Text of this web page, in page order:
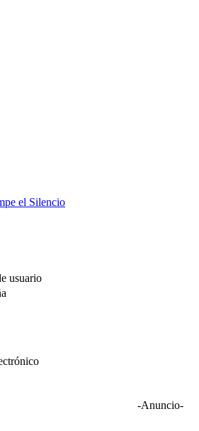
el Silencio
usuario
-Anuncio-